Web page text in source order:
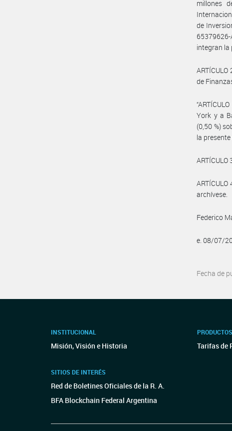
millones
de
integran la
de
York y a
(0,50 %)
la presente
archívese.
Federico
e. 08/07/
Fecha de
INSTITUCIONAL
Misión, Visión e Historia
SITIOS DE INTERÉS
Red de Boletines Oficiales de la R. A.
BFA Blockchain Federal Argentina
Tarifas de